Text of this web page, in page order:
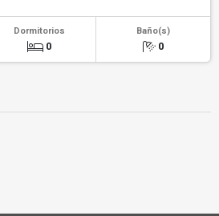
Dormitorios
0
Baño(s)
0